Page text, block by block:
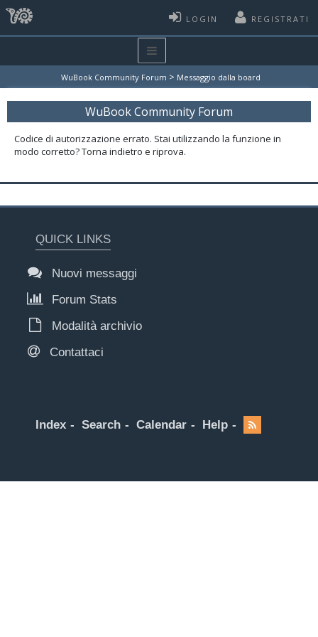
LOGIN REGISTRATI
WuBook Community Forum > Messaggio dalla board
WuBook Community Forum
Codice di autorizzazione errato. Stai utilizzando la funzione in
modo corretto? Torna indietro e riprova.
QUICK LINKS
Nuovi messaggi
Forum Stats
Modalità archivio
Contattaci
Index Search Calendar Help